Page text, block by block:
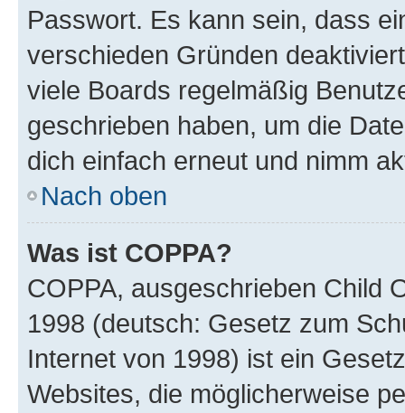
Passwort. Es kann sein, dass
verschieden Gründen
viele Boards regelmäßig
geschrieben haben, um die
dich einfach erneut und nimm
Nach oben
Was ist COPPA?
COPPA, ausgeschrieben Child
1998 (deutsch: Gesetz zum
Internet von 1998) ist ein
Websites, die möglicherweise